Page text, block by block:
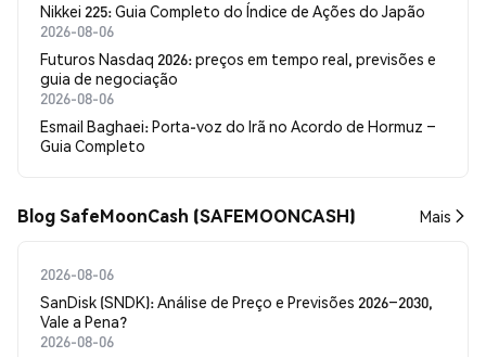
Nikkei 225: Guia Completo do Índice de Ações do Japão
2026-08-06
Futuros Nasdaq 2026: preços em tempo real, previsões e
guia de negociação
2026-08-06
Esmail Baghaei: Porta-voz do Irã no Acordo de Hormuz –
Guia Completo
Blog SafeMoonCash (SAFEMOONCASH) Mais
2026-08-06
SanDisk (SNDK): Análise de Preço e Previsões 2026–2030,
Vale a Pena?
2026-08-06